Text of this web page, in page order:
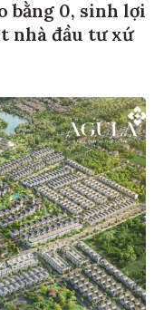
bằng 0, sinh lợi
nhà đầu tư xứ